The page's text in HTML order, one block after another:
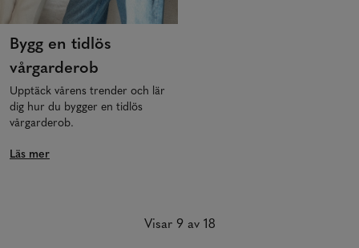
Bygg en tidlös
vårgarderob
Upptäck vårens trender och lär
dig hur du bygger en tidlös
vårgarderob.
Läs mer
Visar 9 av 18